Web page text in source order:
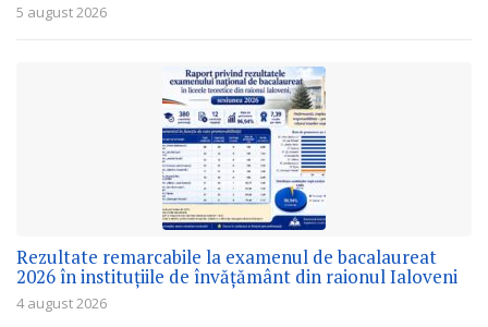
5 august 2026
Rezultate remarcabile la examenul de bacalaureat
2026 în instituțiile de învățământ din raionul Ialoveni
4 august 2026